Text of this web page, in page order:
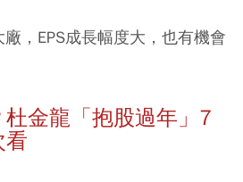
廠，EPS成長幅度大，也有機會
金龍「抱股過年」7
看